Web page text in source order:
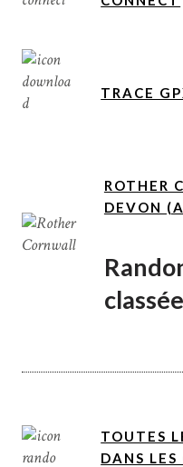
TRACE
ROTHER
DEVON
TOUTES
DANS LES